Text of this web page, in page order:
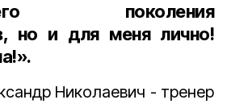
поколения
но и для меня лично!
Николаевич - тренер